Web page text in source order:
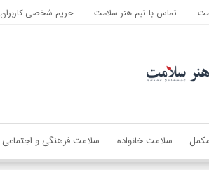
تماس با تیم هنر سلامت حریم شخصی کاربران
سلامت خانواده سلامت فرهنگی و اجتماعی